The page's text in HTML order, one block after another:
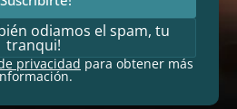
odiamos el spam, tu
tranqui!
privacidad para obtener más